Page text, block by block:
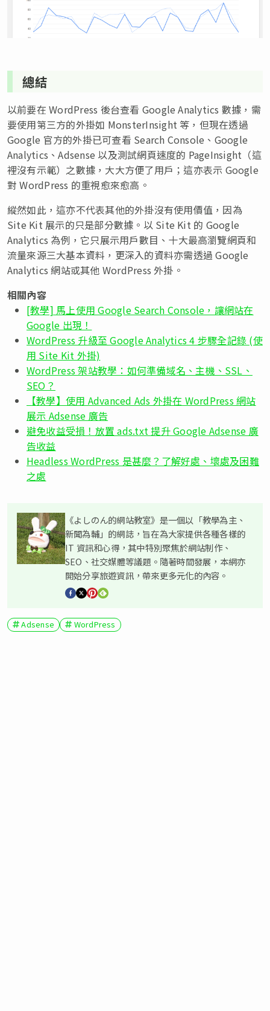
總結
以前要在 WordPress 後台查看 Google Analytics 數據，需
要使用第三方的外掛如 MonsterInsight 等，但現在透過
Google 官方的外掛已可查看 Search Console、Google
Analytics、Adsense 以及測試網頁速度的 PageInsight（這
裡沒有示範）之數據，大大方便了用戶；這亦表示 Google
對 WordPress 的重視愈來愈高。
縱然如此，這亦不代表其他的外掛沒有使用價值，因為
Site Kit 展示的只是部分數據。以 Site Kit 的 Google
Analytics 為例，它只展示用戶數目、十大最高瀏覽網頁和
流量來源三大基本資料，更深入的資料亦需透過 Google
Analytics 網站或其他 WordPress 外掛。
相關內容
[教學] 馬上使用 Google Search Console，讓網站在
Google 出現！
WordPress 升級至 Google Analytics 4 步驟全記錄 (使
用 Site Kit 外掛)
WordPress 架站教學：如何準備域名、主機、SSL、
SEO？
【教學】使用 Advanced Ads 外掛在 WordPress 網站
展示 Adsense 廣告
避免收益受損！放置 ads.txt 提升 Google Adsense 廣
告收益
Headless WordPress 是甚麼？了解好處、壞處及困難
之處
《よしのん的網站教室》是一個以「教學為主、
新聞為輔」的網誌，旨在為大家提供各種各樣的
IT 資訊和心得，其中特別聚焦於網站制作、
SEO、社交媒體等議題。隨著時間發展，本網亦
開始分享旅遊資訊，帶來更多元化的內容。
Adsense WordPress